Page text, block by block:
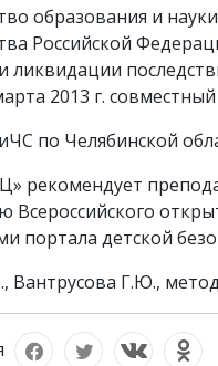
образования и
Российской
ликвидации
2013 г. совместный
по Челябинской
рекомендует
Всероссийского
портала детской
Вантрусова Г.Ю.,